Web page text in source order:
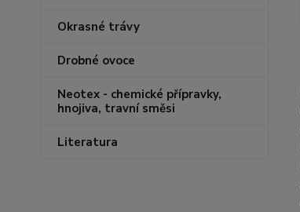
Okrasné trávy
Drobné ovoce
Neotex - chemické přípravky,
hnojiva, travní směsi
Literatura